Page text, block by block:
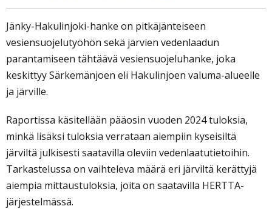
Jänky-Hakulinjoki-hanke on pitkäjänteiseen
vesiensuojelutyöhön sekä järvien vedenlaadun
parantamiseen tähtäävä vesiensuojeluhanke, joka
keskittyy Särkemänjoen eli Hakulinjoen valuma-alueelle
ja järville.
Raportissa käsitellään pääosin vuoden 2024 tuloksia,
minkä lisäksi tuloksia verrataan aiempiin kyseisiltä
järviltä julkisesti saatavilla oleviin vedenlaatutietoihin.
Tarkastelussa on vaihteleva määrä eri järviltä kerättyjä
aiempia mittaustuloksia, joita on saatavilla HERTTA-
järjestelmässä.